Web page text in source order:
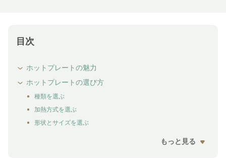
目次
ホットプレートの魅力
ホットプレートの選び方
種類を選ぶ
加熱方式を選ぶ
形状とサイズを選ぶ
もっと見る